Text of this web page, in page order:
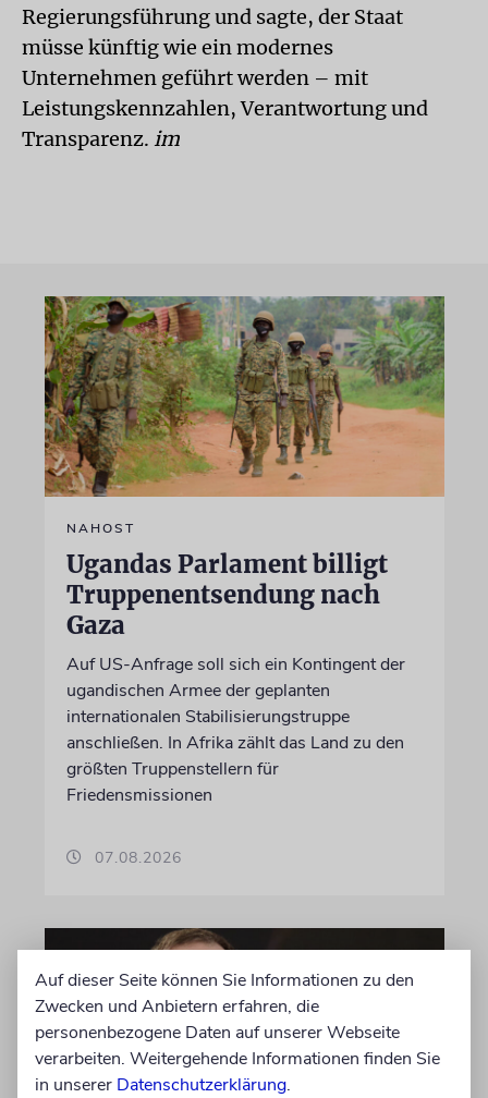
Regierungsführung und sagte, der Staat
müsse künftig wie ein modernes
Unternehmen geführt werden – mit
Leistungskennzahlen, Verantwortung und
Transparenz. im
NAHOST
Ugandas Parlament billigt
Truppenentsendung nach
Gaza
Auf US-Anfrage soll sich ein Kontingent der
ugandischen Armee der geplanten
internationalen Stabilisierungstruppe
anschließen. In Afrika zählt das Land zu den
größten Truppenstellern für
Friedensmissionen
07.08.2026
Auf dieser Seite können Sie Informationen zu den
Zwecken und Anbietern erfahren, die
personenbezogene Daten auf unserer Webseite
verarbeiten. Weitergehende Informationen finden Sie
in unserer Datenschutzerklärung.